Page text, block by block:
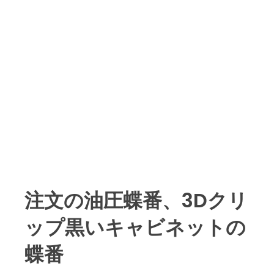
注文の油圧蝶番、3Dクリ
ップ黒いキャビネットの
蝶番